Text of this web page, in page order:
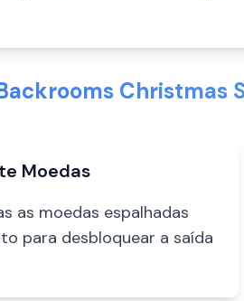
Christmas
Moedas
as moedas espalhadas
para desbloquear a saída